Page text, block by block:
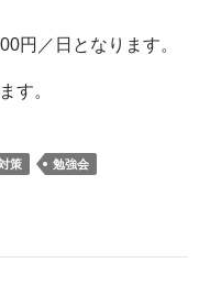
円／日となります。
す。
策
勉強会